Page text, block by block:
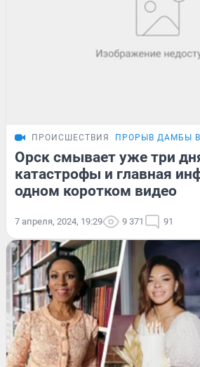
ПРОИСШЕСТВИЯ ПРОРЫВ ДАМБЫ
Орск смывает уже три
катастрофы и главная
одном коротком видео
7 апреля, 2024, 19:29 9 371 91